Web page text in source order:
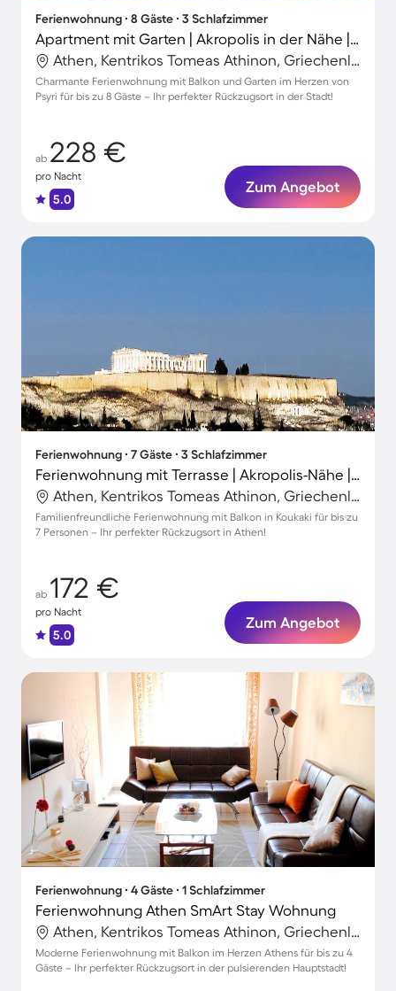
Ferienwohnung ∙ 8 Gäste ∙ 3 Schlafzimmer
Apartment mit Garten | Akropolis in der Nähe | Stadtblick | Perfekt für die Arbeit von Zuhause
Athen, Kentrikos Tomeas Athinon, Griechenland
Charmante Ferienwohnung mit Balkon und Garten im Herzen von
Psyri für bis zu 8 Gäste – Ihr perfekter Rückzugsort in der Stadt!
ab 228 €
pro Nacht
5.0
Zum Angebot
Ferienwohnung ∙ 7 Gäste ∙ 3 Schlafzimmer
Ferienwohnung mit Terrasse | Akropolis-Nähe | Ideal für Homeoffice
Athen, Kentrikos Tomeas Athinon, Griechenland
Familienfreundliche Ferienwohnung mit Balkon in Koukaki für bis zu
7 Personen – Ihr perfekter Rückzugsort in Athen!
ab 172 €
pro Nacht
5.0
Zum Angebot
Ferienwohnung ∙ 4 Gäste ∙ 1 Schlafzimmer
Ferienwohnung Athen SmArt Stay Wohnung
Athen, Kentrikos Tomeas Athinon, Griechenland
Moderne Ferienwohnung mit Balkon im Herzen Athens für bis zu 4
Gäste – Ihr perfekter Rückzugsort in der pulsierenden Hauptstadt!